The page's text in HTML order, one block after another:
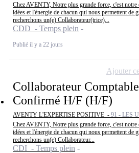
Chez AVENTY, Notre plus grande force, c'est notre
idées et l'énergie de chacun qui nous permettent de
recherchons un(e) Collaborateur(trice)...
CDD - Temps plein
Publié il y a 22 jours
Collaborateur Comptable
Confirmé H/F (H/F)
AVENTY L'EXPERTISE POSITIVE - 91 - LES
Chez AVENTY, Notre plus grande force, c'est notre
idées et l'énergie de chacun qui nous permettent de
recherchons un(e) Collaborateur...
CDI - Temps plein
Ajouter